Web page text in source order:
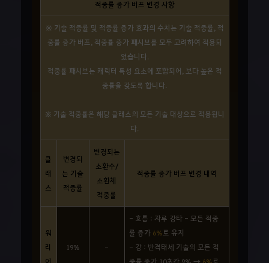
적중률 증가 버프 변경 사항
※ 기술 적중률 및 적중률 증가 효과의 수치는 기술 적중률, 적
중률 증가 버프, 적중률 증가 패시브를 모두 고려하여 적용되
었습니다.
적중률 패시브는 캐릭터 특성 요소에 포함되어, 보다 높은 적
중률을 갖도록 합니다.
※ 기술 적중률은 해당 클래스의 모든 기술 대상으로 적용됩니
다.
클
래
스
변경되
는 기술
적중률
변경되는
소환수/
소환체
적중률
적중률 증가 버프 변경 내역
워
리
19% -
- 흐름 : 자루 강타 - 모든 적중
률 증가 6%로 유지
- 강 : 반격태세 기술의 모든 적